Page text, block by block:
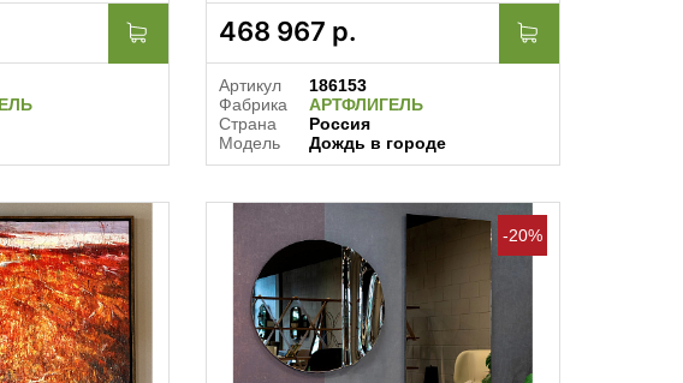
468 967 р.
Артикул
186153
Фабрика
АРТФЛИГЕЛЬ
Страна
Россия
Модель
Дождь в городе
-20%